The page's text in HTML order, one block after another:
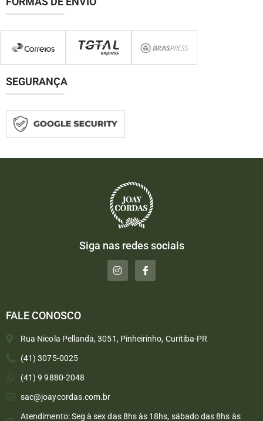
SEGURANÇA
Siga nas redes sociais
FALE CONOSCO
Rua Nicola Pellanda, 3051, Pinheirinho, Curitiba-PR
(41) 3075-0025
(41) 9 9880-2048
sac@joaycordas.com.br
Atendimento: Seg à sex das 8hs às 18hs, sábado das 8hs às